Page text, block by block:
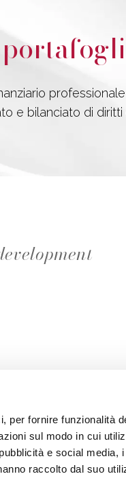
per fornire funzionalità
sul modo in cui
e social media,
raccolto dal suo
e bilanciato di diritti